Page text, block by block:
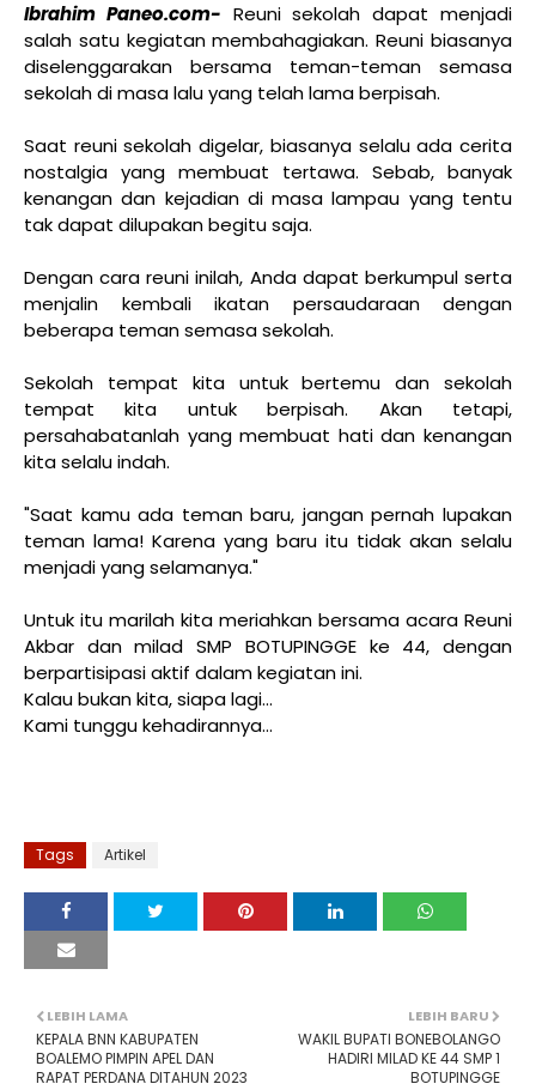
Ibrahim Paneo.com- Reuni sekolah dapat menjadi
salah satu kegiatan membahagiakan. Reuni biasanya
diselenggarakan bersama teman-teman semasa
sekolah di masa lalu yang telah lama berpisah.
Saat reuni sekolah digelar, biasanya selalu ada cerita
nostalgia yang membuat tertawa. Sebab, banyak
kenangan dan kejadian di masa lampau yang tentu
tak dapat dilupakan begitu saja.
Dengan cara reuni inilah, Anda dapat berkumpul serta
menjalin kembali ikatan persaudaraan dengan
beberapa teman semasa sekolah.
Sekolah tempat kita untuk bertemu dan sekolah
tempat kita untuk berpisah. Akan tetapi,
persahabatanlah yang membuat hati dan kenangan
kita selalu indah.
"Saat kamu ada teman baru, jangan pernah lupakan
teman lama! Karena yang baru itu tidak akan selalu
menjadi yang selamanya."
Untuk itu marilah kita meriahkan bersama acara Reuni
Akbar dan milad SMP BOTUPINGGE ke 44, dengan
berpartisipasi aktif dalam kegiatan ini.
Kalau bukan kita, siapa lagi...
Kami tunggu kehadirannya...
Tags Artikel
LEBIH BARU
WAKIL BUPATI BONEBOLANGO
HADIRI MILAD KE 44 SMP 1
BOTUPINGGE
LEBIH LAMA
KEPALA BNN KABUPATEN
BOALEMO PIMPIN APEL DAN
RAPAT PERDANA DITAHUN 2023